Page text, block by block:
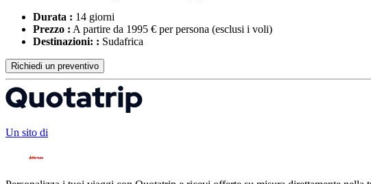
Durata : 14 giorni
Prezzo : A partire da 1995 € per persona (esclusi i voli)
Destinazioni: : Sudafrica
Richiedi un preventivo
Un sito di